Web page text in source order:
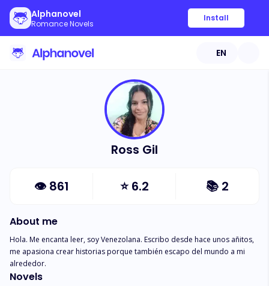
Alphanovel
Romance Novels
Install
EN
Ross Gil
👁 861 ⭐6.2 📚 2
About me
Hola. Me encanta leer, soy Venezolana. Escribo desde hace unos añitos,
me apasiona crear historias porque también escapo del mundo a mi
alrededor.
Novels